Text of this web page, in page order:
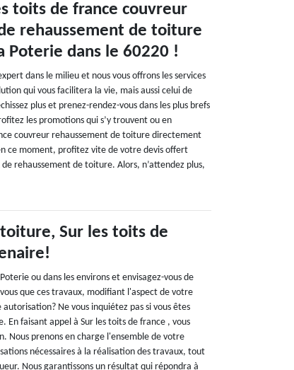
toits de france couvreur
rehaussement de toiture
Poterie dans le 60220 !
dans le milieu et nous vous offrons les services
qui vous facilitera la vie, mais aussi celui de
plus et prenez-rendez-vous dans les plus brefs
les promotions qui s’y trouvent ou en
couvreur rehaussement de toiture directement
ce moment, profitez vite de votre devis offert
rehaussement de toiture. Alors, n’attendez plus,
Sur les toits de
ou dans les environs et envisagez-vous de
que ces travaux, modifiant l'aspect de votre
Ne vous inquiétez pas si vous êtes
En faisant appel à Sur les toits de france , vous
Nous prenons en charge l'ensemble de votre
nécessaires à la réalisation des travaux, tout
Nous garantissons un résultat qui répondra à